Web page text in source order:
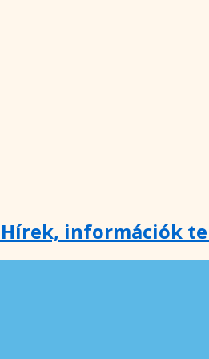
Hírek, információk